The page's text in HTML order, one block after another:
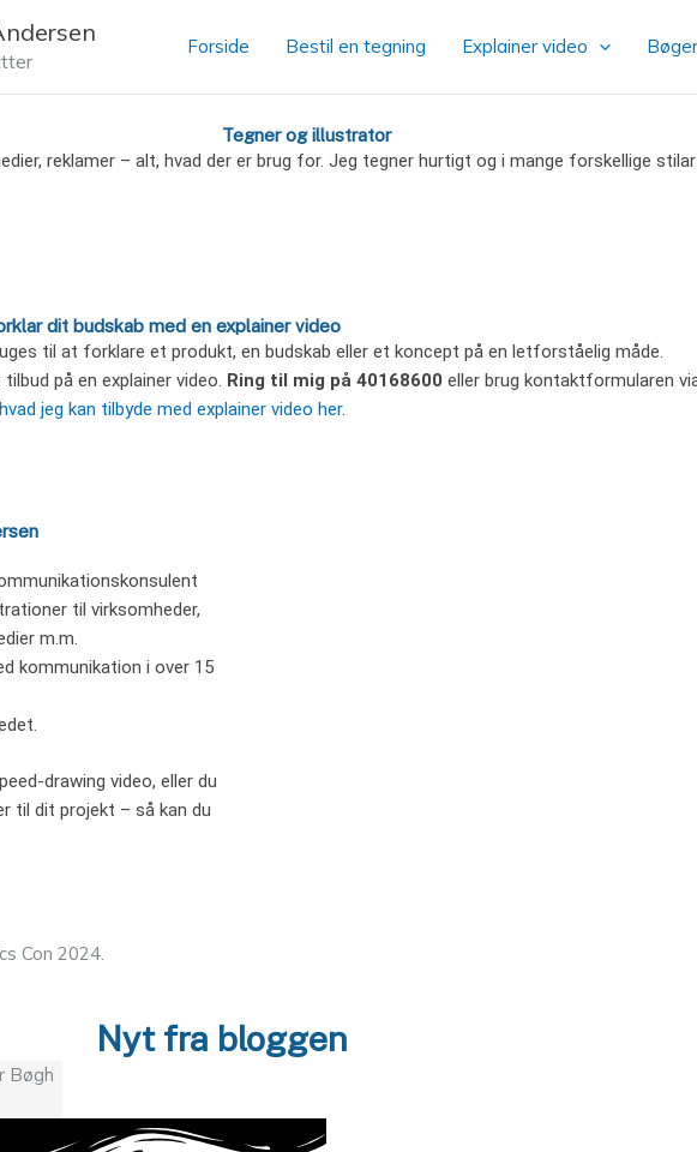
Forside Bestil en tegning Explainer video Bøger
Tegner og illustrator
reklamer – alt, hvad der er brug for. Jeg tegner hurtigt og i mange forskellige
dit budskab med en explainer video
til at forklare et produkt, en budskab eller et koncept på en letforståelig måde.
på en explainer video. Ring til mig på 40168600 eller brug kontaktformularen
jeg kan tilbyde med explainer video her.
til virksomheder,
m.m.
kommunikation i over 15
drawing video, eller du
til dit projekt – så kan du
Nyt fra bloggen